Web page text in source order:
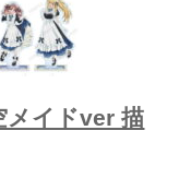
メイドver 描